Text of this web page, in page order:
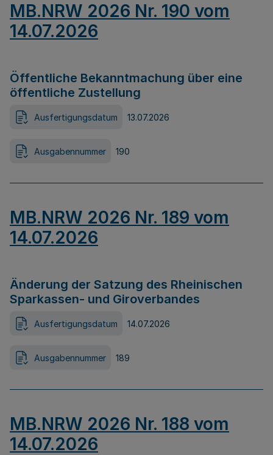
MB.NRW 2026 Nr. 190 vom
14.07.2026
Öffentliche Bekanntmachung über eine
öffentliche Zustellung
Ausfertigungsdatum 13.07.2026
Ausgabennummer 190
MB.NRW 2026 Nr. 189 vom
14.07.2026
Änderung der Satzung des Rheinischen
Sparkassen- und Giroverbandes
Ausfertigungsdatum 14.07.2026
Ausgabennummer 189
MB.NRW 2026 Nr. 188 vom
14.07.2026